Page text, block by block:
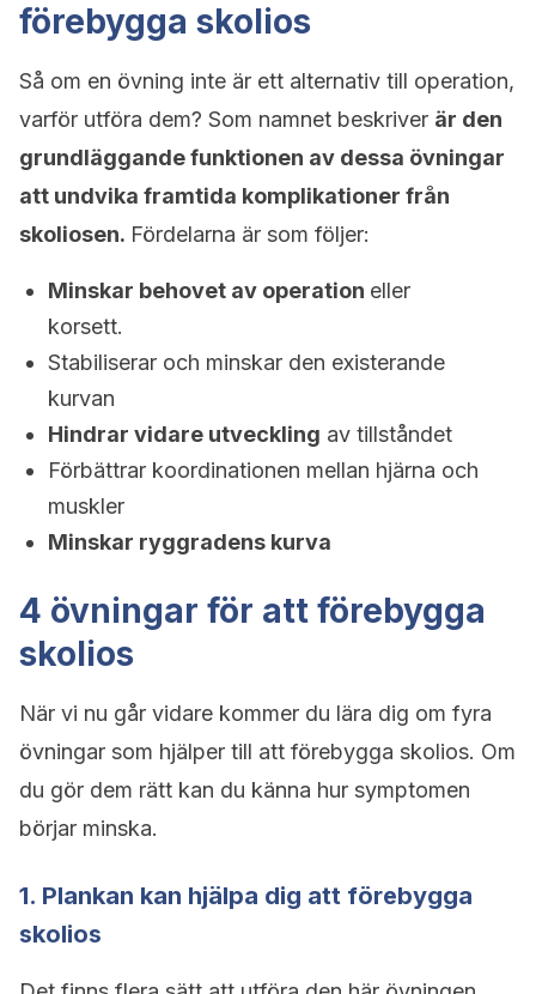
förebygga skolios
Så om en övning inte är ett alternativ till operation,
varför utföra dem? Som namnet beskriver är den
grundläggande funktionen av dessa övningar
att undvika framtida komplikationer från
skoliosen. Fördelarna är som följer:
Minskar behovet av operation eller
korsett.
Stabiliserar och minskar den existerande
kurvan
Hindrar vidare utveckling av tillståndet
Förbättrar koordinationen mellan hjärna och
muskler
Minskar ryggradens kurva
4 övningar för att förebygga
skolios
När vi nu går vidare kommer du lära dig om fyra
övningar som hjälper till att förebygga skolios. Om
du gör dem rätt kan du känna hur symptomen
börjar minska.
1. Plankan kan hjälpa dig att förebygga
skolios